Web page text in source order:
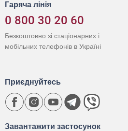
Гаряча лінія
0 800 30 20 60
Безкоштовно зі стаціонарних і
мобільних телефонів в Україні
Завантажити застосунок
Приєднуйтесь